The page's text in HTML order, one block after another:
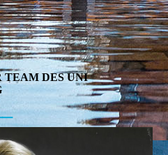
TEAM DES UNI
⸻